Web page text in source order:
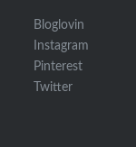
Bloglovin
Instagram
Pinterest
Twitter